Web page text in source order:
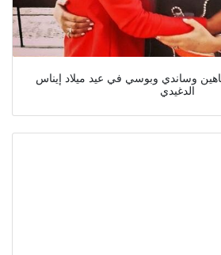
وساندي وبوسي في عيد ميلاد إيناس
الدغيدي